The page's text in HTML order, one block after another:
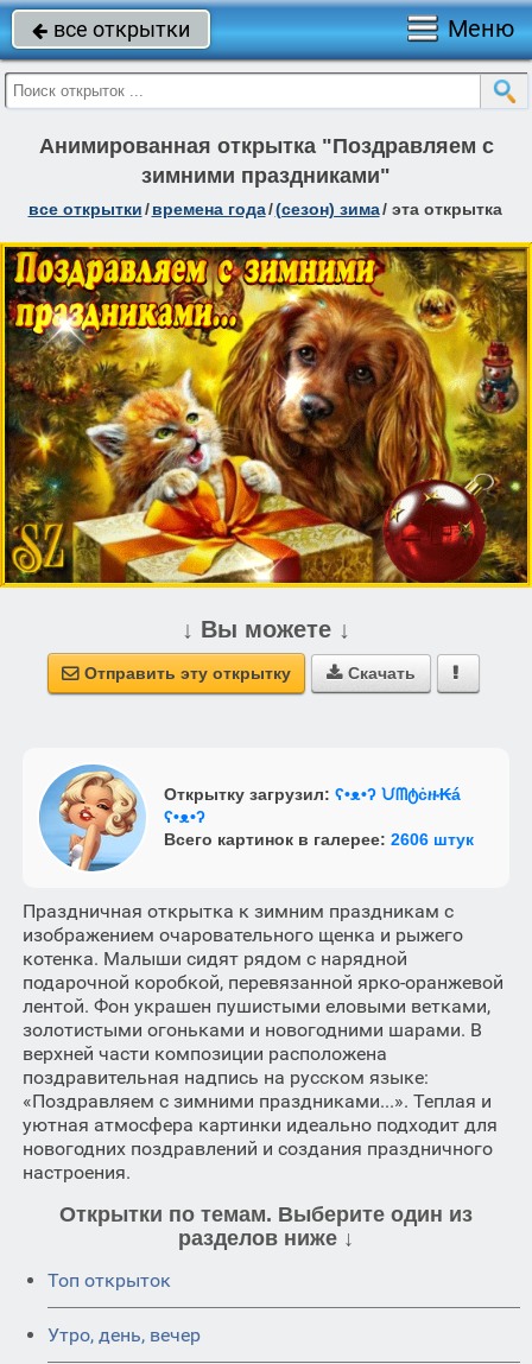
 все открытки Меню
Анимированная открытка "Поздравляем с
зимними праздниками"
все открытки/ времена года/(сезон) зима/ эта открытка
↓ Вы можете ↓
 Отправить эту открытку  Скачать 
Открытку загрузил: ʕ•ᴥ•ʔ ᙀᗰტċዙ₭á
ʕ•ᴥ•ʔ
Всего картинок в галерее: 2606 штук
Праздничная открытка к зимним праздникам с
изображением очаровательного щенка и рыжего
котенка. Малыши сидят рядом с нарядной
подарочной коробкой, перевязанной ярко-оранжевой
лентой. Фон украшен пушистыми еловыми ветками,
золотистыми огоньками и новогодними шарами. В
верхней части композиции расположена
поздравительная надпись на русском языке:
«Поздравляем с зимними праздниками...». Теплая и
уютная атмосфера картинки идеально подходит для
новогодних поздравлений и создания праздничного
настроения.
Открытки по темам. Выберите один из
разделов ниже ↓
Топ открыток
Утро, день, вечер